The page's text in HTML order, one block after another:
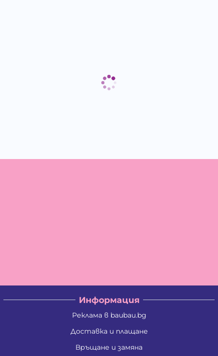
Информация
Реклама в baubau.bg
Доставка и плащане
Връщане и замяна